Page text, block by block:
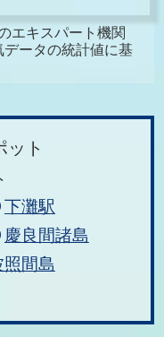
エキスパート機関
ータの統計値に基
ット
下灘駅
慶良間諸島
照間島